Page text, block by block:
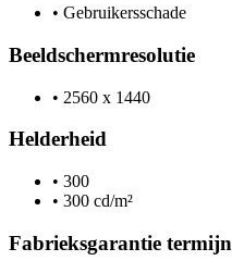
• Gebruikersschade
Beeldschermresolutie
• 2560 x 1440
Helderheid
• 300
• 300 cd/m²
Fabrieksgarantie termijn